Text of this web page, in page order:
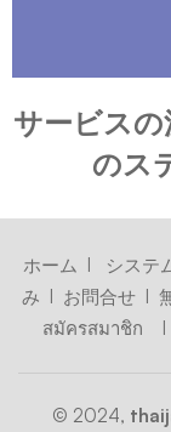
サービス
のス
ホーム システ
み
お問合せI
สมัครสมาชิก
© 2024,